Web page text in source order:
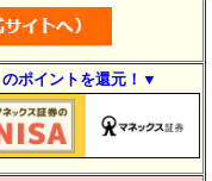
ポイントを還元！▼